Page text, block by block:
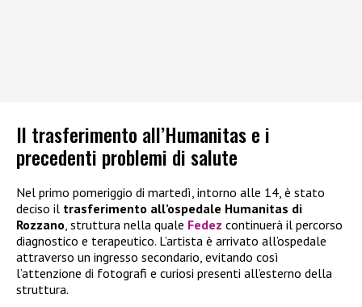
Il trasferimento all’Humanitas e i
precedenti problemi di salute
Nel primo pomeriggio di martedì, intorno alle 14, è stato
deciso il trasferimento all’ospedale Humanitas di
Rozzano, struttura nella quale Fedez continuerà il percorso
diagnostico e terapeutico. L’artista è arrivato all’ospedale
attraverso un ingresso secondario, evitando così
l’attenzione di fotografi e curiosi presenti all’esterno della
struttura.